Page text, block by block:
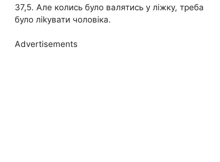
37,5. Але колись було валятись у ліжку, треба
було ліkувати чоловіка.
Advertisements